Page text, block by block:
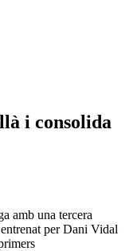
i consolida
amb una tercera
per Dani Vidal